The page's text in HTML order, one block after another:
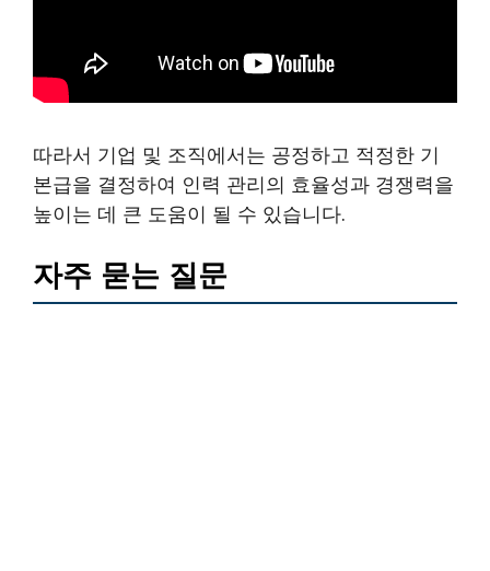
따라서 기업 및 조직에서는 공정하고 적정한 기
본급을 결정하여 인력 관리의 효율성과 경쟁력을
높이는 데 큰 도움이 될 수 있습니다.
자주 묻는 질문